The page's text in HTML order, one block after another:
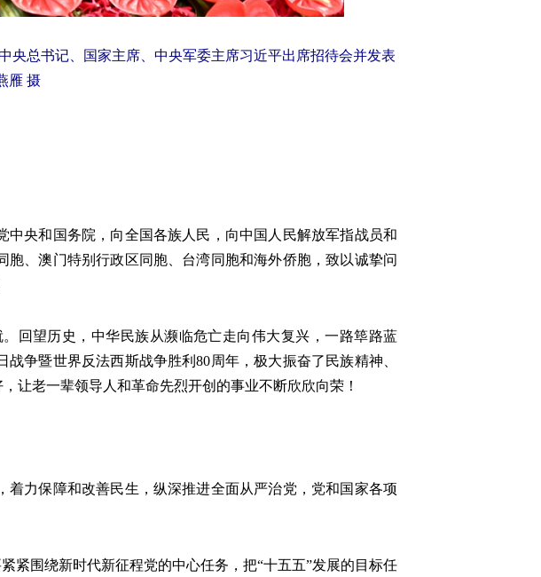
央总书记、国家主席、中央军委主席习近平出席招待会并发表
雁 摄
央和国务院，向全国各族人民，向中国人民解放军指战员和
、澳门特别行政区同胞、台湾同胞和海外侨胞，致以诚挚问
望历史，中华民族从濒临危亡走向伟大复兴，一路筚路蓝
争暨世界反法西斯战争胜利80周年，极大振奋了民族精神、
让老一辈领导人和革命先烈开创的事业不断欣欣向荣！
力保障和改善民生，纵深推进全面从严治党，党和国家各项
围绕新时代新征程党的中心任务，把“十五五”发展的目标任